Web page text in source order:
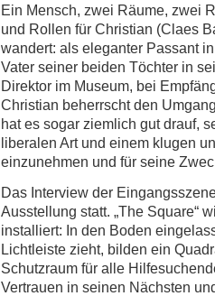
Ein Mensch, zwei Räume, zwei
und Rollen für Christian (Claes
wandert: als eleganter Passant
Vater seiner beiden Töchter in
Direktor im Museum, bei
Christian beherrscht den
hat es sogar ziemlich gut drauf,
liberalen Art und einem klugen
einzunehmen und für seine
Das Interview der
Ausstellung statt. „The Square“
installiert: In den Boden
Lichtleiste zieht, bilden ein
Schutzraum für alle
Vertrauen in seinen Nächsten